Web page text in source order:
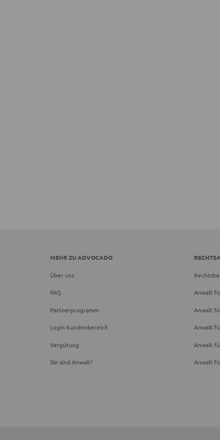
MEHR ZU ADVOCADO
Über uns
FAQ
Partnerprogramm
Login Kundenbereich
Vergütung
Sie sind Anwalt?
Anwalt
Anwalt
Anwalt
Anwalt
Anwalt